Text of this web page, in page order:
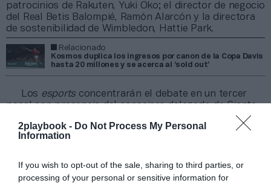
2playbook - Do Not Process My Personal
Information
If you wish to opt-out of the sale, sharing to third parties, or
processing of your personal or sensitive information for
patrocinios de Rakuten, Yuki Oko; el director de negocio
del Real Betis Balompié, Ramón Alarcón y la directora
de sostenibilidad de Wimbledon, Hattie Park.
Relacionado
Kosmos duplica los ingresos por canon de la Copa Davis
hasta 20 millones y se acerca al ‘sold out’
Los esports concentrarán el debate en un tercer
panel con presencia del consejero delegado de Giants
Gaming, José R. Díaz; el director general de Bisons E-
Club, Aritz González; el fundador y consejero delegado
de Movistar Riders, Fernando Piquer; el director de
general de Kosmos y consejero delegado de KOI, Oriol